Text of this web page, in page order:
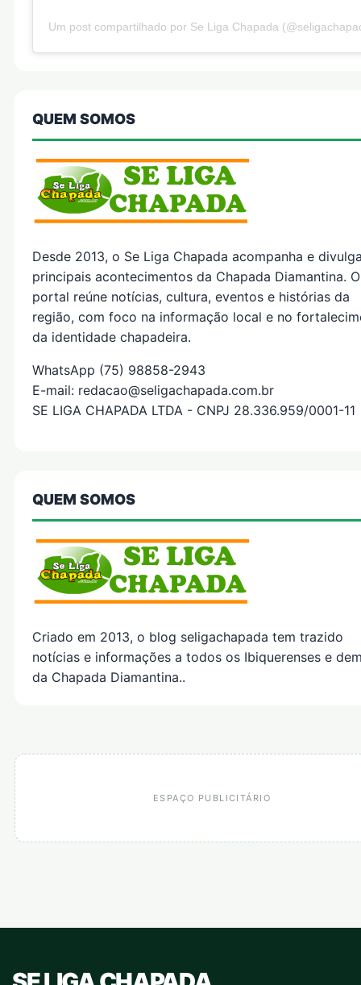
Um post compartilhado por Se Liga Chapada
QUEM SOMOS
Desde 2013, o Se Liga Chapada acompanha e
principais acontecimentos da Chapada Diamantina. O
portal reúne notícias, cultura, eventos e histórias da
região, com foco na informação local e no
da identidade chapadeira.
WhatsApp (75) 98858-2943
E-mail: redacao@seligachapada.com.br
SE LIGA CHAPADA LTDA - CNPJ 28.336.959/0001-11
QUEM SOMOS
Criado em 2013, o blog seligachapada tem trazido
notícias e informações a todos os Ibiquerenses e
da Chapada Diamantina..
ESPAÇO PUBLICITÁRIO